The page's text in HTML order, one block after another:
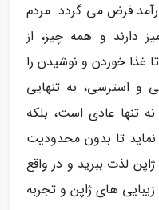
فرض می گردد. مردم
دارند و همه چیز، از
غذا خوردن و نوشیدن را
و استرسی، به تنهایی
تنها عادی است، بلکه
تا بدون محدودیت
لذت ببرید و در واقع
های ژاپن و تجربه